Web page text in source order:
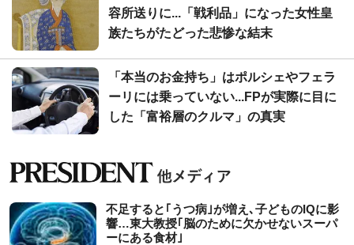
容所送りに...「戦利品」になった女性皇
族たちがたどった悲惨な結末
「本当のお金持ち」はポルシェやフェラ
ーリには乗っていない...FPが実際に目に
した「富裕層のクルマ」の真実
不足すると｢うつ病｣が増え､子どものIQに影
響…東大教授｢脳のために欠かせないスーパ
ーにある食材｣